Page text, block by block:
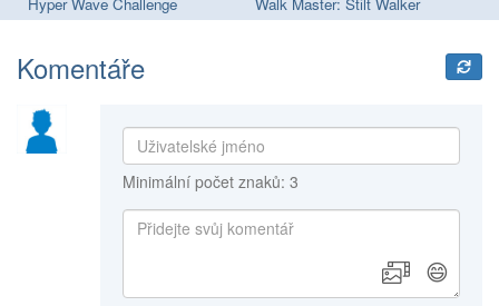
Komentáře
Minimální počet znaků: 3
😄